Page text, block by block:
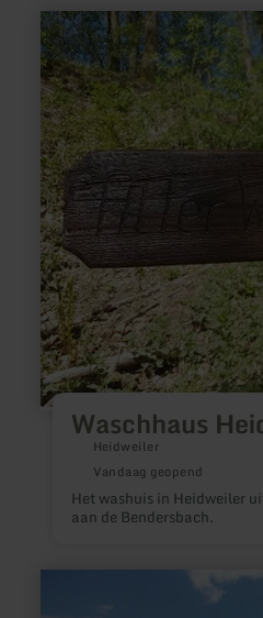
SternenBlick heeft zijn
aspecten van astronomie
specialiteiten worden er
Waschhaus
Heidweiler
Vandaag geopend
Het washuis in Heidweiler
aan de Bendersbach.
meer
informatie
over:
Waschhaus
Heidweiler